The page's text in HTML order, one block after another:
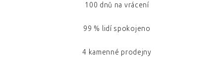
100 dnů na vrácení
99 % lidí spokojeno
4 kamenné prodejny